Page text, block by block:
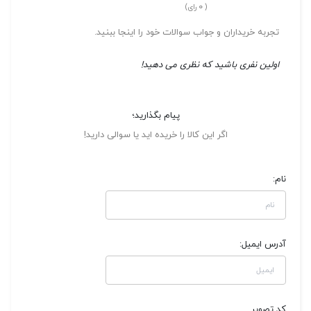
(
0 رای)
تجربه خریداران و جواب سوالات خود را اینجا ببنید.
اولین نفری باشید که نظری می دهید!
پیام بگذارید؛
اگر این کالا را خریده اید یا سوالی دارید!
نام:
آدرس ایمیل: